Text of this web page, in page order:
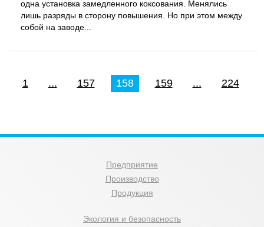
одна установка замедленного коксования. Менялись
лишь разряды в сторону повышения. Но при этом между
собой на заводе...
1 ... 157 158 159 ... 224
Предприятие
Производство
Продукция
Экология и безопасность